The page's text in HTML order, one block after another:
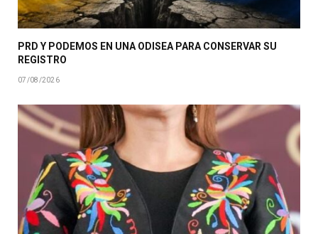
PRD Y PODEMOS EN UNA ODISEA PARA CONSERVAR SU
REGISTRO
07/08/2026